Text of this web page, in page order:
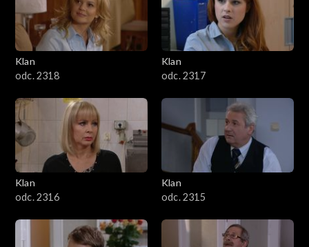
Klan
odc. 2318
Klan
odc. 2317
Klan
odc. 2316
Klan
odc. 2315